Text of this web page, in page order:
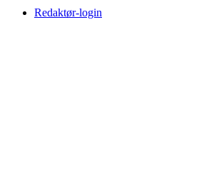
Redaktør-login